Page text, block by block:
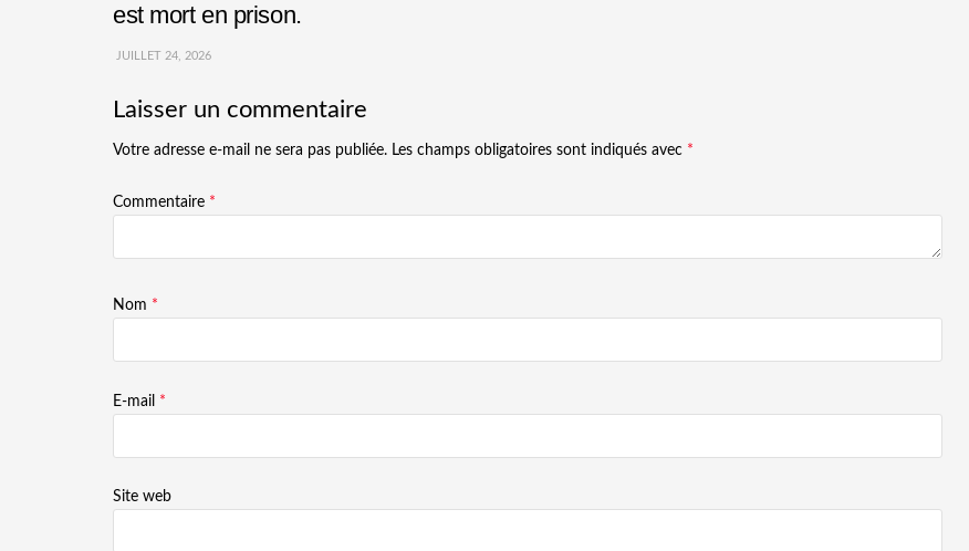
est mort en prison.
JUILLET 24, 2026
Laisser un commentaire
Votre adresse e-mail ne sera pas publiée. Les champs obligatoires sont indiqués avec *
Commentaire *
Nom *
E-mail *
Site web